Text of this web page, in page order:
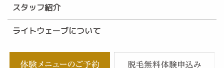
スタッフ紹介
ライトウェーブについて